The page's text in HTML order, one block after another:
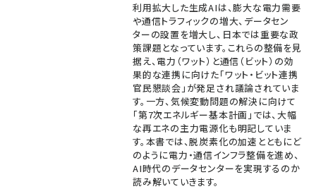
利用拡大した生成AIは、膨大な電力需要
や通信トラフィックの増大、データセン
ターの設置を増大し、日本では重要な政
策課題となっています。これらの整備を見
据え、電力（ワット）と通信（ビット）の効
果的な連携に向けた「ワット・ビット連携
官民懇談会」が発足され議論されていま
す。一方、気候変動問題の解決に向けて
「第7次エネルギー基本計画」では、大幅
な再エネの主力電源化も明記していま
す。本書では、脱炭素化の加速とともにど
のように電力・通信インフラ整備を進め、
AI時代のデータセンターを実現するのか
読み解いていきます。